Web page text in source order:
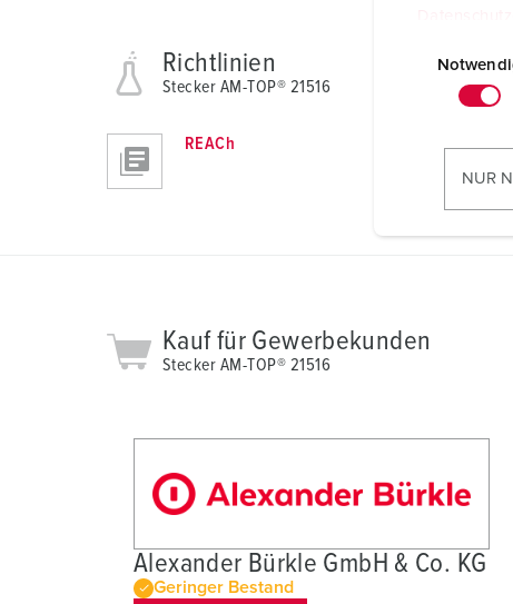
g
s
a
l
NUR
Richtlinien
Stecker AM-TOP® 21516
REACh
Kauf für Gewerbekunden
Stecker AM-TOP® 21516
Alexander Bürkle GmbH & Co. KG
Geringer Bestand